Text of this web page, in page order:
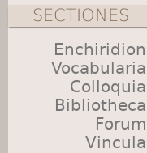
SECTIONES
Enchiridion
Vocabularia
Colloquia
Bibliotheca
Forum
Vincula